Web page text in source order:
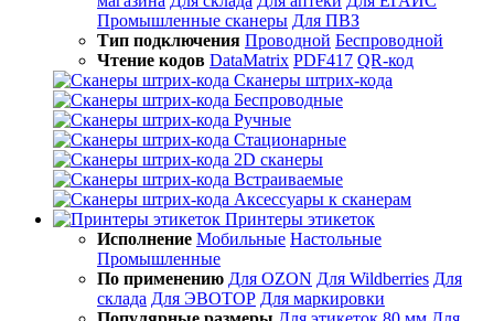
Промышленные сканеры Для ПВЗ
Тип подключения Проводной Беспроводной
Чтение кодов DataMatrix PDF417 QR-код
Сканеры штрих-кода
Беспроводные
Ручные
Стационарные
2D сканеры
Встраиваемые
Аксессуары к сканерам
Принтеры этикеток
Исполнение Мобильные Настольные
Промышленные
По применению Для OZON Для Wildberries Для
склада Для ЭВОТОР Для маркировки